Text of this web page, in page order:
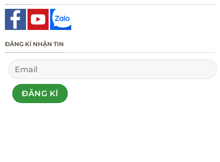
ĐĂNG KÍ NHẬN TIN